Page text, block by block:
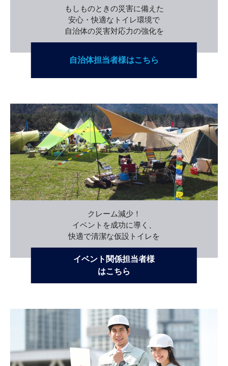
もしものときの災害に備えた
安心・快適なトイレ環境で
自治体の災害対応力の強化を
自治体担当者様はこちら
クレーム減少！
イベントを成功に導く、
快適で清潔な仮設トイレを
イベント関係担当者様
はこちら